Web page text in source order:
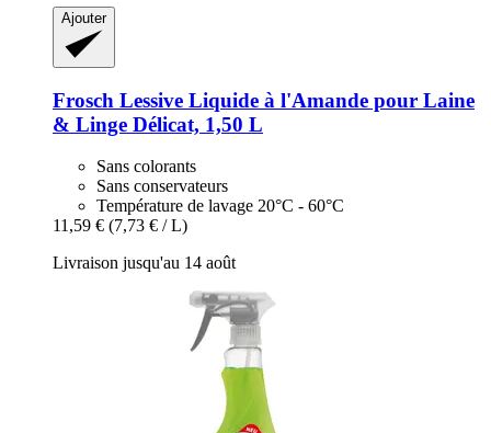
Ajouter
Frosch Lessive Liquide à l'Amande pour Laine
& Linge Délicat, 1,50 L
Sans colorants
Sans conservateurs
Température de lavage 20°C - 60°C
11,59 € (7,73 € / L)
Livraison jusqu'au 14 août